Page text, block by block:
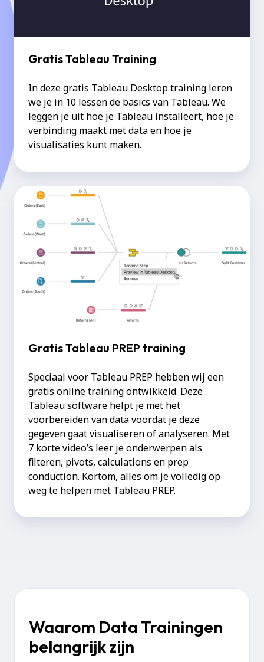
Gratis Tableau Training
In deze gratis Tableau Desktop training leren
we je in 10 lessen de basics van Tableau. We
leggen je uit hoe je Tableau installeert, hoe je
verbinding maakt met data en hoe je
visualisaties kunt maken.
Gratis
Tableau
PREP
Gratis Tableau PREP training
Speciaal voor Tableau PREP hebben wij een
gratis online training ontwikkeld. Deze
Tableau software helpt je met het
voorbereiden van data voordat je deze
gegeven gaat visualiseren of analyseren. Met
7 korte video’s leer je onderwerpen als
filteren, pivots, calculations en prep
conduction. Kortom, alles om je volledig op
weg te helpen met Tableau PREP.
Waarom Data Trainingen
belangrijk zijn